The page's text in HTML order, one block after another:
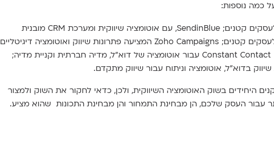
Infusionsoft של Keap לעסקים קטנים; SendinBlue, עם אוטומציה שיווקית ומערכת CRM מובנית
ופונקציונליות המתאימה לעסקים קטנים; Zoho Campaigns המציעה פתרונות שיווק ואוטומציה דיגיטליים
לעסקים קטנים ובינוניים; Constant Contact עבור אוטומציה של דוא"ל, מדיה חברתית וקניית מדיה;
היחידים בשוק האוטומציה השיווקית, ולכן, כדאי לחקור את השוק ולמצור
עבור העסק שלכם, הן מבחינת התמחור והן מבחינת התכונות שהוא מציע.